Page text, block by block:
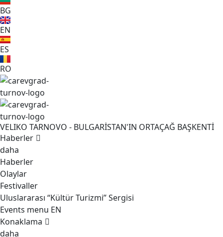
BG
EN
ES
RO
VELIKO TARNOVO - BULGARİSTAN'IN ORTAÇAĞ BAŞKENTİ
Haberler
daha
Haberler
Olaylar
Festivaller
Uluslararası “Kültür Turizmi” Sergisi
Events menu EN
Konaklama
daha